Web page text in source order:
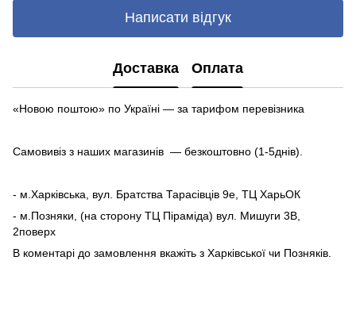
Написати відгук
Доставка Оплата
«Новою поштою» по Україні — за тарифом перевізника
Самовивіз з наших магазинів — безкоштовно (1-5днів).
- м.Харківська, вул. Братства Тарасівців 9е, ТЦ ХарьОК
- м.Позняки, (на сторону ТЦ Піраміда) вул. Мишуги 3В,
2поверх
В коментарі до замовлення вкажіть з Харківської чи Позняків.